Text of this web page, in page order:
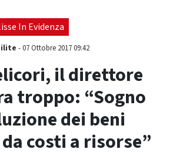
europea per l’IGP"
In Evidenza
-07 Ottobre 2017 09:42
il direttore
troppo: “Sogno
dei beni
costi a risorse”